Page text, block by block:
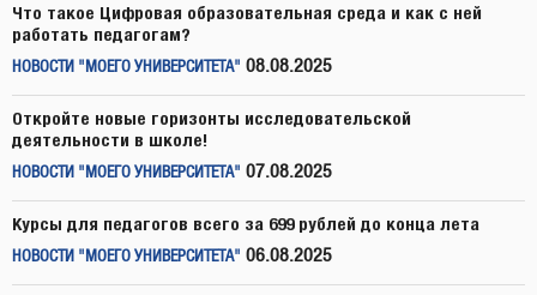
Что такое Цифровая образовательная среда и как с ней
работать педагогам?
НОВОСТИ "МОЕГО УНИВЕРСИТЕТА" 08.08.2025
Откройте новые горизонты исследовательской
деятельности в школе!
НОВОСТИ "МОЕГО УНИВЕРСИТЕТА" 07.08.2025
Курсы для педагогов всего за 699 рублей до конца лета
НОВОСТИ "МОЕГО УНИВЕРСИТЕТА" 06.08.2025